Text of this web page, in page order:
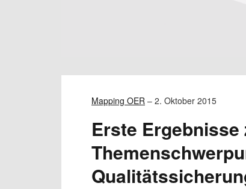
Mapping OER – 2. Oktober 2015
Erste Ergebnisse